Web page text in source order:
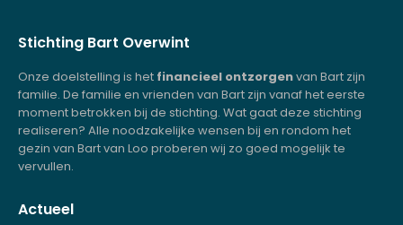
Stichting Bart Overwint
Onze doelstelling is het financieel ontzorgenvan Bart zijn
familie. De familie en vrienden van Bart zijn vanaf het eerste
moment betrokken bij de stichting. Wat gaat deze stichting
realiseren? Alle noodzakelijke wensen bij en rondom het
gezin van Bart van Loo proberen wij zo goed mogelijk te
vervullen.
Actueel